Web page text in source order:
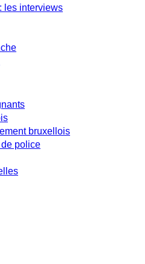
les interviews
bruxellois
police